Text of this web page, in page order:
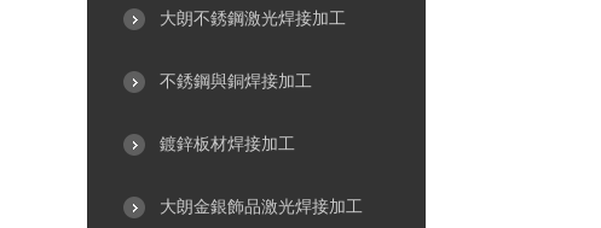
大朗不銹鋼激光焊接加工
不銹鋼與銅焊接加工
鍍鋅板材焊接加工
大朗金銀飾品激光焊接加工